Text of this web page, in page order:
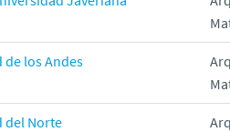
de los Andes
del Norte